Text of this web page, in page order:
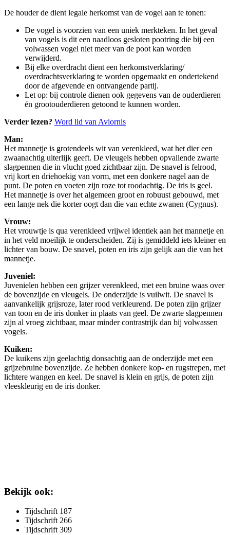
De houder de dient legale herkomst van de vogel aan te tonen:
De vogel is voorzien van een uniek merkteken. In het geval
van vogels is dit een naadloos gesloten pootring die bij een
volwassen vogel niet meer van de poot kan worden
verwijderd.
Bij elke overdracht dient een herkomstverklaring/
overdrachtsverklaring te worden opgemaakt en ondertekend
door de afgevende en ontvangende partij.
Let op: bij controle dienen ook gegevens van de ouderdieren
én grootouderdieren getoond te kunnen worden.
Verder lezen? Word lid van Aviornis
Man:
Het mannetje is grotendeels wit van verenkleed, wat het dier een
zwaanachtig uiterlijk geeft. De vleugels hebben opvallende zwarte
slagpennen die in vlucht goed zichtbaar zijn. De snavel is felrood,
vrij kort en driehoekig van vorm, met een donkere nagel aan de
punt. De poten en voeten zijn roze tot roodachtig. De iris is geel.
Het mannetje is over het algemeen groot en robuust gebouwd, met
een lange nek die korter oogt dan die van echte zwanen (Cygnus).
Vrouw:
Het vrouwtje is qua verenkleed vrijwel identiek aan het mannetje en
in het veld moeilijk te onderscheiden. Zij is gemiddeld iets kleiner en
lichter van bouw. De snavel, poten en iris zijn gelijk aan die van het
mannetje.
Juveniel:
Juvenielen hebben een grijzer verenkleed, met een bruine waas over
de bovenzijde en vleugels. De onderzijde is vuilwit. De snavel is
aanvankelijk grijsroze, later rood verkleurend. De poten zijn grijzer
van toon en de iris donker in plaats van geel. De zwarte slagpennen
zijn al vroeg zichtbaar, maar minder contrastrijk dan bij volwassen
vogels.
Kuiken:
De kuikens zijn geelachtig donsachtig aan de onderzijde met een
grijzebruine bovenzijde. Ze hebben donkere kop- en rugstrepen, met
lichtere wangen en keel. De snavel is klein en grijs, de poten zijn
vleeskleurig en de iris donker.
Bekijk ook:
Tijdschrift 187
Tijdschrift 266
Tijdschrift 309